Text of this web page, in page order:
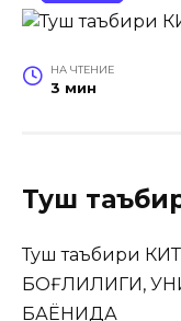
НА ЧТЕНИЕ
3 мин
Туш
Туш таъбири
БОҒЛИҚЛИГИ,
БАЁНИДА